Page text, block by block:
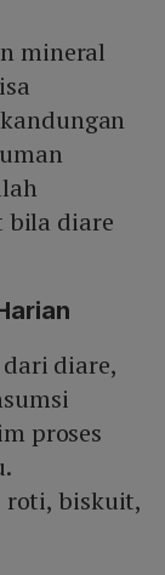
mineral
bila diare
diare,
proses
roti, biskuit,